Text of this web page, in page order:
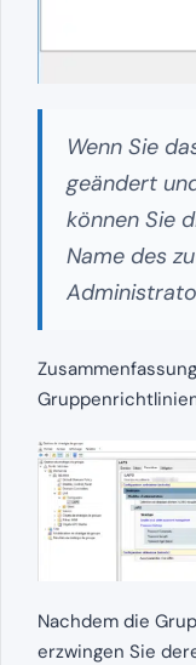
Wenn Sie
geändert
können Sie
Name des
Nachdem die
erzwingen Sie